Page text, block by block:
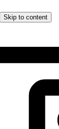
Skip to content